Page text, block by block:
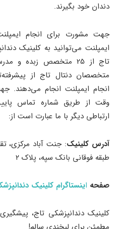
دندان خود بگیرند.
جهت مشورت برای انجام
ایمپلنت می‌توانید به کلینیک
تاج از 25 متخصص زبده
متخصصان دنتال تاج از
انجام ایمپلنت انجام می‌دهند.
وقت از طریق شماره تماس
ارتباطی دیگر با ما عبارت است از:
آدرس کلینیک: جنت آباد مرکزی،
طبقه فوقانی بانک سپه، پلاک ۲
صفحه اینستاگرام کلینیک
کلینیک دندانپزشکی تاج،